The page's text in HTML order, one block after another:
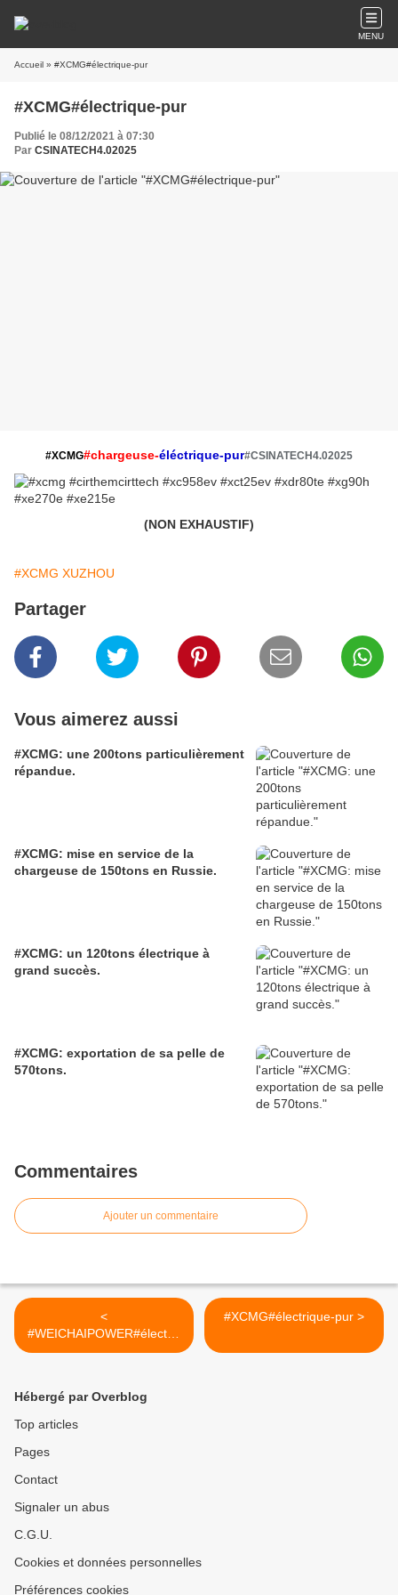
MENU
Accueil » #XCMG#électrique-pur
#XCMG#électrique-pur
Publié le 08/12/2021 à 07:30
Par CSINATECH4.02025
#XCMG#chargeuse-éléctrique-pur#CSINATECH4.02025
(NON EXHAUSTIF)
#XCMG XUZHOU
Partager
Vous aimerez aussi
#XCMG: une 200tons particulièrement
répandue.
#XCMG: mise en service de la
chargeuse de 150tons en Russie.
#XCMG: un 120tons électrique à
grand succès.
#XCMG: exportation de sa pelle de
570tons.
Commentaires
Ajouter un commentaire
<
#WEICHAIPOWER#électriq
ue-pur
#XCMG#électrique-pur >
Hébergé par Overblog
Top articles
Pages
Contact
Signaler un abus
C.G.U.
Cookies et données personnelles
Préférences cookies